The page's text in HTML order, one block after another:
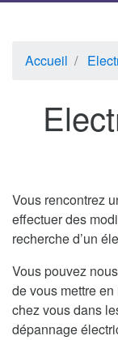
Accueil
Vous rencontrez
effectuer des
recherche d’un
Vous pouvez
de vous mettre
chez vous dans
dépannage